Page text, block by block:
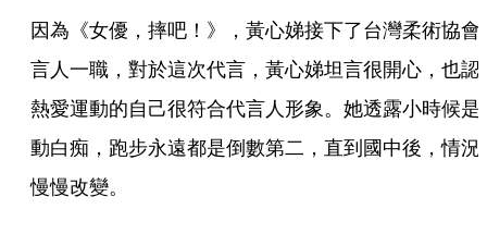
因為《女優，摔吧！》，黃心娣接下了台灣柔術協會
言人一職，對於這次代言，黃心娣坦言很開心，也認
熱愛運動的自己很符合代言人形象。她透露小時候是
動白痴，跑步永遠都是倒數第二，直到國中後，情況
慢慢改變。